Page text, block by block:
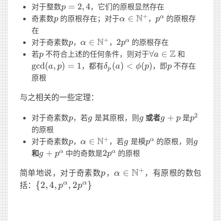
对于整数p=2,4
p = 2,4，它们的原根显然存在
奇素数p
p 的原根存在；对于\alpha\in\N^+
α ∈ N+ ，p^\alpha
pα 的原根存
在
对于奇素数p
p， \alpha\in\N^+
α ∈ N+ ， 2p^\alpha
2pα 的原根存在
若p
p 不符合上述的任何条件，则对于\forall
a\in\Z
∀a ∈ Z 和
p)=1
gcd(a, p) = 1，都有\delta_p(a)
δp (a) < ϕ(p)，即p
p 不存在
原根
与之相关的一些定理：
对于奇素数p
p，若g
g 是其原根，则g
g 或者g+p
g + p是p^2
p2
的原根
对于奇素数p
p， \alpha
\in
α ∈ N+ ，若g
g 是模p^\alpha
pα 的原根，则g
g
和g+p^\alpha
g + pα 中的奇数是2p^\alpha
2pα 的原根
简单地说，对于奇素数p
p，\alpha\in\N^+
α ∈ N+ ，有原根的数包
括： \
{2,4, pα, 2pα}